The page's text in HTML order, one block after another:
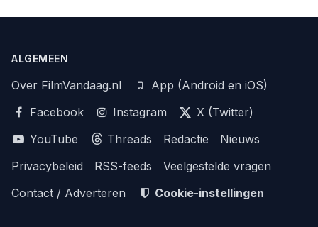
ALGEMEEN
Over FilmVandaag.nl
App (Android en iOS)
Facebook
Instagram
X (Twitter)
YouTube
Threads Redactie
Nieuws
Privacybeleid
RSS-feeds
Veelgestelde vragen
Contact / Adverteren
Cookie-instellingen